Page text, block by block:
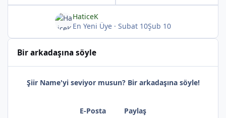
HaticeK
En Yeni Üye · Subat 10Şub 10
Bir arkadaşına söyle
Şiir Name'yi seviyor musun? Bir arkadaşına söyle!
E-Posta Paylaş
*